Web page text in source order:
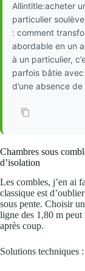
Allintitle:acheter
particulier
: comment
abordable en un
à un particulier,
parfois bâtie
d’une absence
Chambres sous
d’isolation
Les combles, j’en ai
classique est
sous pente. Choisir
ligne des 1,80 m peut
après coup.
Solutions techniques :